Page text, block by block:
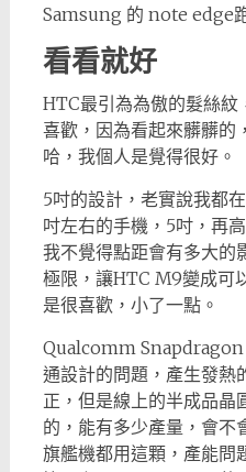
Samsung 的 note edge
看看就好
HTC最引為為傲的髮絲紋
喜歡，因為看起來髒髒的
哈，我個人是覺得很好。
5吋的設計，老實說我都
吋左右的手機，5吋，再
我不覺得點距會有多大的
極限，讓HTC M9變成可
是很喜歡，小了一點。
Qualcomm Snapdragon
通設計的問題，產生發熱
正，但是線上的半成品晶
的，能有多少產量，會不
旗艦機都用這顆，產能問